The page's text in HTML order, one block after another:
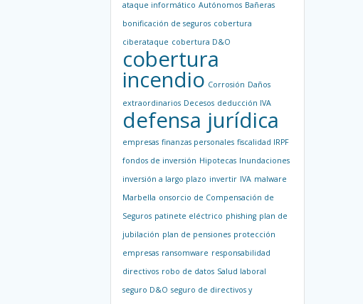
ataque informático Autónomos Bañeras
bonificación de seguros cobertura
ciberataque cobertura D&O
cobertura
incendio Corrosión Daños
extraordinarios Decesos deducción IVA
defensa jurídica
empresas finanzas personales fiscalidad IRPF
fondos de inversión Hipotecas Inundaciones
inversión a largo plazo invertir IVA malware
Marbella onsorcio de Compensación de
Seguros patinete eléctrico phishing plan de
jubilación plan de pensiones protección
empresas ransomware responsabilidad
directivos robo de datos Salud laboral
seguro D&O seguro de directivos y